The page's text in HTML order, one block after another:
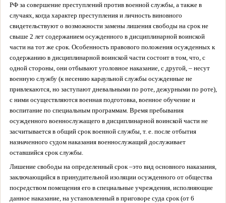
РФ за совершение преступлений против военной службы, а также в
случаях, когда характер преступления и личность виновного
свидетельствуют о возможности замены лишения свободы на срок не
свыше 2 лет содержанием осужденного в дисциплинарной воинской
части на тот же срок. Особенность правового положения осужденных к
содержанию в дисциплинарной воинской части состоит в том, что, с
одной стороны, они отбывают уголовное наказание, с другой, – несут
военную службу (к несению караульной службы осужденные не
привлекаются, но заступают дневальными по роте, дежурными по роте),
с ними осуществляются военная подготовка, военное обучение и
воспитание по специальным программам. Время пребывания
осужденного военнослужащего в дисциплинарной воинской части не
засчитывается в общий срок военной службы, т. е. после отбытия
назначенного судом наказания военнослужащий дослуживает
оставшийся срок службы.
Лишение свободы на определенный срок –это вид основного наказания,
заключающийся в принудительной изоляции осужденного от общества
посредством помещения его в специальные учреждения, исполняющие
данное наказание, на установленный в приговоре суда срок (от 6